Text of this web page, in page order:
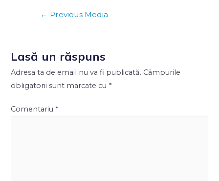
← Previous Media
Lasă un răspuns
Adresa ta de email nu va fi publicată. Câmpurile
obligatorii sunt marcate cu *
Comentariu *